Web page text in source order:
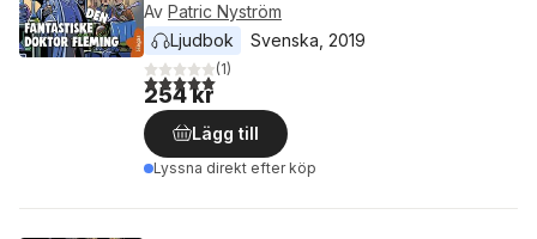
Av Patric Nyström
Ljudbok
Svenska 2019
5,0utav 5 stjärnor. Totalt antal röster:
(1)
254 kr
Lägg till
Lyssna direkt efter köp